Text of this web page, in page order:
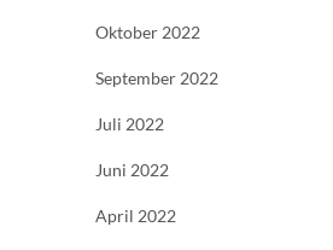
Oktober 2022
September 2022
Juli 2022
Juni 2022
April 2022